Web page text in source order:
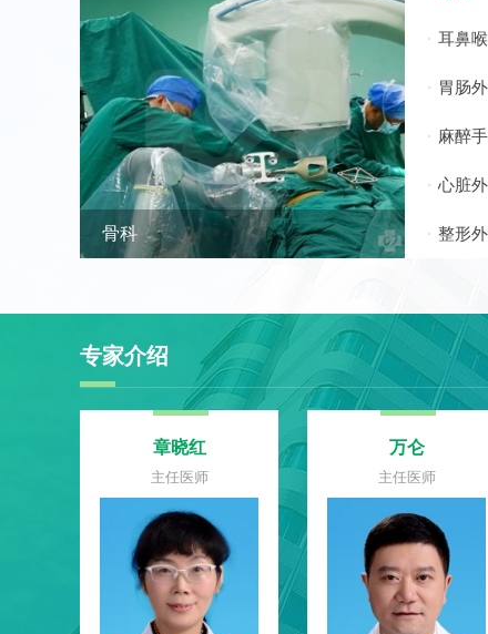
骨科
耳鼻
胃肠
麻醉
心脏
整形
专家介绍
吴峥峥
主任医师 主任医师